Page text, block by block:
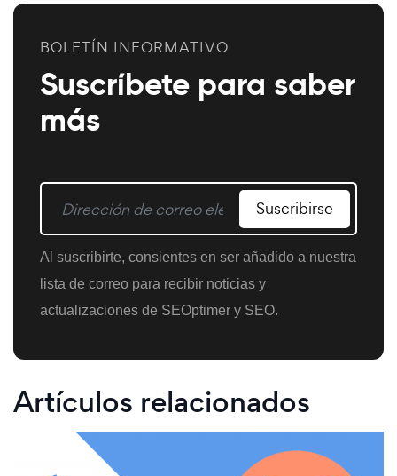
BOLETÍN INFORMATIVO
Suscríbete para saber
más
Suscribirse
Al suscribirte, consientes en ser añadido a nuestra
lista de correo para recibir noticias y
actualizaciones de SEOptimer y SEO.
Artículos relacionados